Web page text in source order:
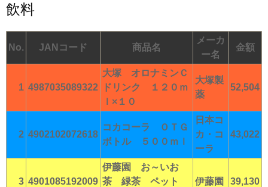
飲料
No. JANコード 商品名
メーカ
ー名
金額
1 4987035089322
大塚 オロナミンＣ
ドリンク １２０ｍ
ｌ×１０
大塚製
薬
52,504
2 4902102072618
コカコーラ ＯＴＧ
ボトル ５００ｍｌ
日本コ
カ・コ
ーラ
43,022
3 4901085192009
伊藤園 お～いお
茶 緑茶 ペット
伊藤園 39,130